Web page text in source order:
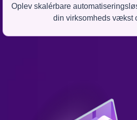
Oplev skalérbare
din virksomheds vækst